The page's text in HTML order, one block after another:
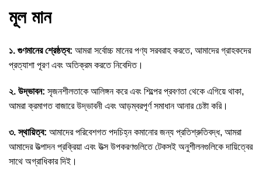
মূল মান
১. গুণমানের শ্রেষ্ঠত্ব: আমরা সর্বোচ্চ মানের পণ্য সরবরাহ করতে, আমাদের গ্রাহকদের
প্রত্যাশা পূরণ এবং অতিক্রম করতে নিবেদিত।
২. উদ্ভাবন: সৃজনশীলতাকে আলিঙ্গন করে এবং শিল্পের প্রবণতা থেকে এগিয়ে থাকা,
আমরা ক্রমাগত বাজারে উদ্ভাবনী এবং আড়ম্বরপূর্ণ সমাধান আনার চেষ্টা করি।
৩. স্থায়িত্ব: আমাদের পরিবেশগত পদচিহ্ন কমানোর জন্য প্রতিশ্রুতিবদ্ধ, আমরা
আমাদের উত্পাদন প্রক্রিয়া এবং উত্স উপকরণগুলিতে টেকসই অনুশীলনগুলিকে দায়িত্বের
সাথে অগ্রাধিকার দিই।